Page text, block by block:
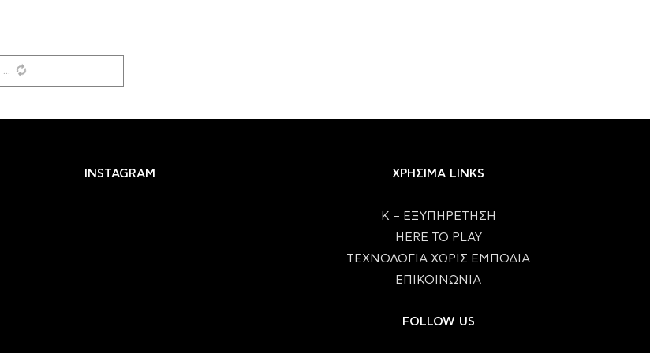
INSTAGRAM ΧΡΗΣΙΜΑ LINKS
Κ – ΕΞΥΠΗΡΕΤΗΣΗ
HERE TO PLAY
ΤΕΧΝΟΛΟΓΙΑ ΧΩΡΙΣ ΕΜΠΟΔΙΑ
ΕΠΙΚΟΙΝΩΝΙΑ
FOLLOW US